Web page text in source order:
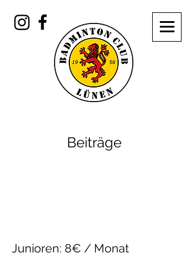
Beiträge
Junioren: 8€ / Monat